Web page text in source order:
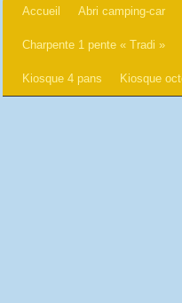
Accueil Abri camping-car
Charpente 1 pente « Tradi »
Kiosque 4 pans Kiosque